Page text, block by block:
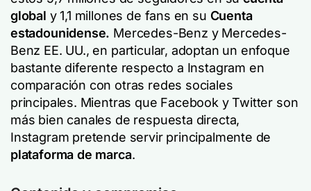
global y 1,1 millones de fans en su Cuenta
estadounidense. Mercedes-Benz y Mercedes-
Benz EE. UU., en particular, adoptan un enfoque
bastante diferente respecto a Instagram en
comparación con otras redes sociales
principales. Mientras que Facebook y Twitter son
más bien canales de respuesta directa,
Instagram pretende servir principalmente de
plataforma de marca.